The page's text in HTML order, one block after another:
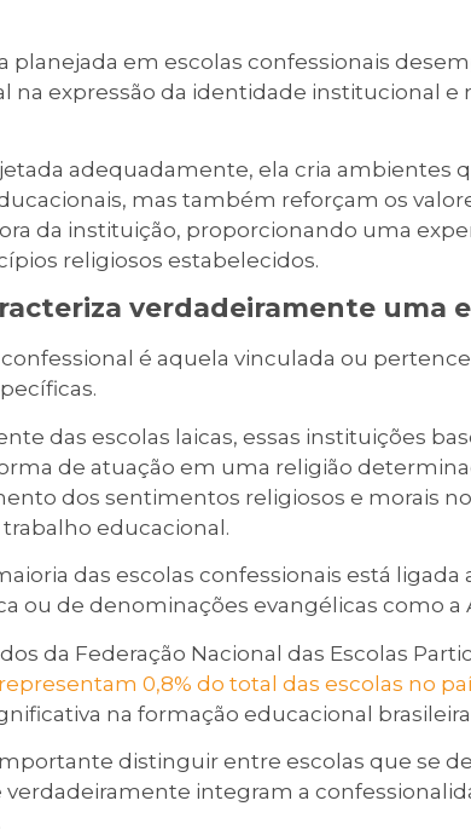
planejada em escolas confessionais
na expressão da identidade institucional e
adequadamente, ela cria ambientes
mas também reforçam os
da instituição, proporcionando uma
religiosos estabelecidos.
verdadeiramente uma
é aquela vinculada ou
das escolas laicas, essas instituições
de atuação em uma religião
dos sentimentos religiosos e morais
educacional.
das escolas confessionais está ligada
ou de denominações evangélicas como a
da Federação Nacional das Escolas
0,8% do total das escolas no
na formação educacional
distinguir entre escolas que se
verdadeiramente integram a